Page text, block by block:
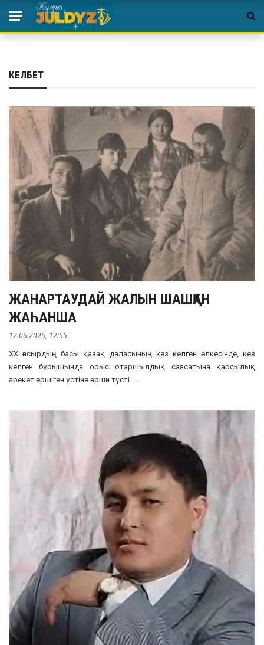
КЕЛБЕТ
ЖАНАРТАУДАЙ ЖАЛЫН ШАШҚАН
ЖАҺАНША
12.06.2025, 12:55
ХХ ғасырдың басы қазақ даласының кез келген өлкесінде, кез
келген бұрышында орыс отаршылдық саясатына қарсылық
әрекет өршіген үстіне өрши түсті. ...